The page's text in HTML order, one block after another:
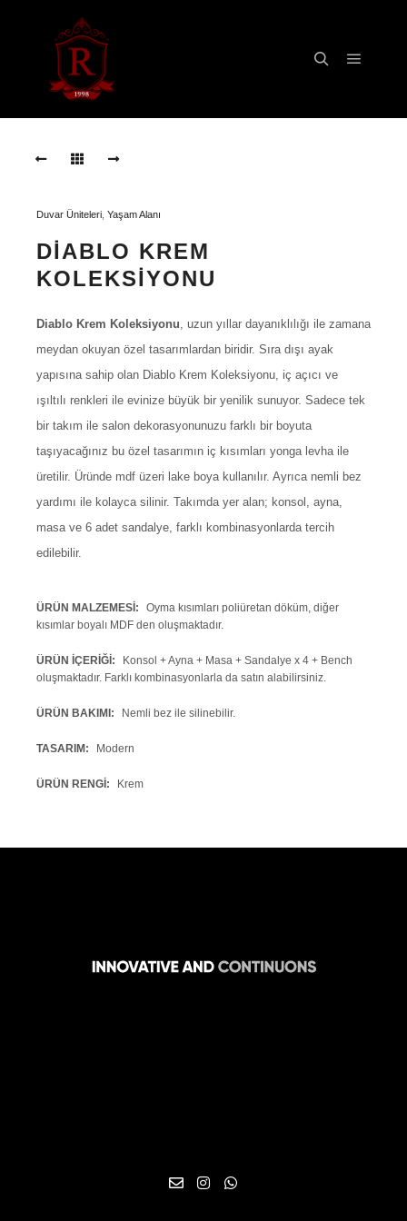
Koleksiyonu
Koleksiyonu
Koleksiyonu
Koleksiyonu
Koleksiyonu
Duvar Üniteleri Yaşam Alanı
DIABLO KREM
KOLEKSIYONU
Diablo Krem Koleksiyonu, uzun yıllar dayanıklılığı ile zamana
meydan okuyan özel tasarımlardan biridir. Sıra dışı ayak
yapısına sahip olan Diablo Krem Koleksiyonu, iç açıcı ve
ışıltılı renkleri ile evinize büyük bir yenilik sunuyor. Sadece tek
bir takım ile salon dekorasyonunuzu farklı bir boyuta
taşıyacağınız bu özel tasarımın iç kısımları yonga levha ile
üretilir. Üründe mdf üzeri lake boya kullanılır. Ayrıca nemli bez
yardımı ile kolayca silinir. Takımda yer alan; konsol, ayna,
masa ve 6 adet sandalye, farklı kombinasyonlarda tercih
edilebilir.
ÜRÜN MALZEMESI
Oyma kısımları poliüretan döküm, diğer
kısımlar boyalı MDF den oluşmaktadır.
ÜRÜN İÇERIĞI
Konsol + Ayna + Masa + Sandalye x 4 + Bench
oluşmaktadır. Farklı kombinasyonlarla da satın alabilirsiniz.
ÜRÜN BAKIMI Nemli bez ile silinebilir.
TASARIM Modern
ÜRÜN RENGI Krem